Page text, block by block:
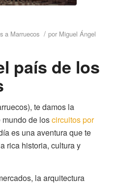
a Marruecos / por Miguel Ángel
país de los
te damos la
de loscircuitos por
es una aventura que te
rica historia, cultura y
la arquitectura